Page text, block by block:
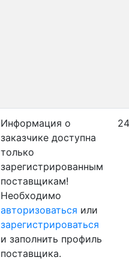
Информация о
заказчике доступна
только
зарегистрированным
поставщикам!
Необходимо
авторизоваться или
зарегистрироваться
и заполнить профиль
поставщика.